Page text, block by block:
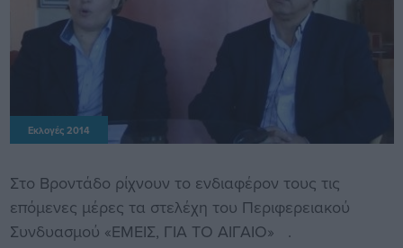
Εκλογές 2014
Στο Βροντάδο ρίχνουν το ενδιαφέρον τους τις
επόμενες μέρες τα στελέχη του Περιφερειακού
Συνδυασμού «ΕΜΕΙΣ, ΓΙΑ ΤΟ ΑΙΓΑΙΟ» .